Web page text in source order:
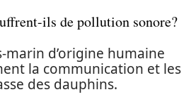
ils de pollution sonore?
marin d’origine humaine
la communication et les
des dauphins.